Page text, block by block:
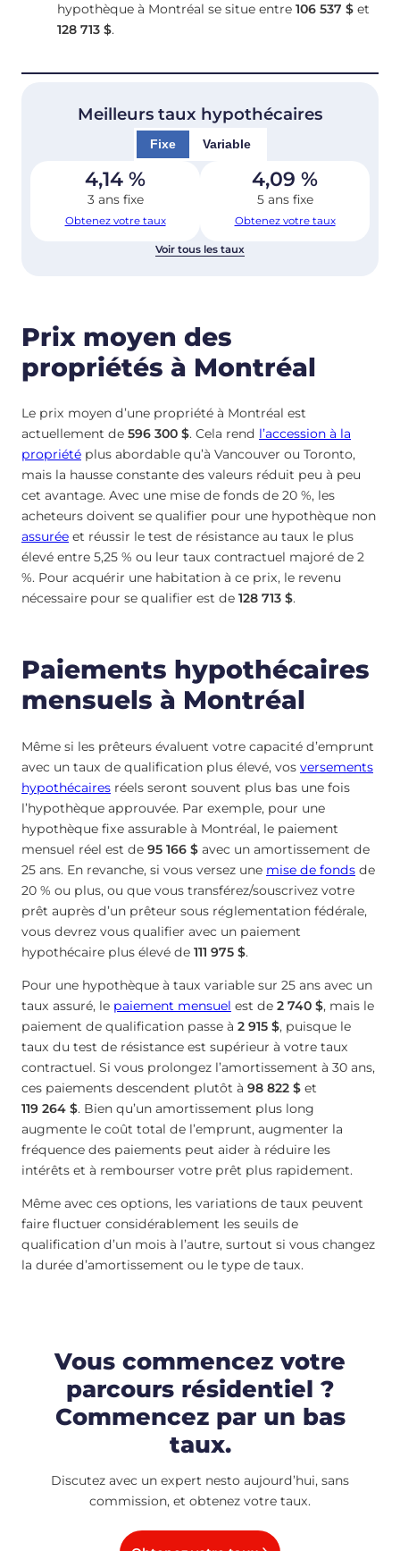
hypothèque à Montréal se situe entre 106 537 $ et
128 713 $.
Meilleurs taux hypothécaires
Fixe Variable
4,14 %
3 ans fixe
Obtenez votre taux
4,09 %
5 ans fixe
Obtenez votre taux
Voir tous les taux
Prix moyen des
propriétés à Montréal
Le prix moyen d’une propriété à Montréal est
actuellement de 596 300 $. Cela rend l’accession à la
propriété plus abordable qu’à Vancouver ou Toronto,
mais la hausse constante des valeurs réduit peu à peu
cet avantage. Avec une mise de fonds de 20 %, les
acheteurs doivent se qualifier pour une hypothèque non
assurée et réussir le test de résistance au taux le plus
élevé entre 5,25 % ou leur taux contractuel majoré de 2
%. Pour acquérir une habitation à ce prix, le revenu
nécessaire pour se qualifier est de 128 713 $.
Paiements hypothécaires
mensuels à Montréal
Même si les prêteurs évaluent votre capacité d’emprunt
avec un taux de qualification plus élevé, vos versements
hypothécaires réels seront souvent plus bas une fois
l’hypothèque approuvée. Par exemple, pour une
hypothèque fixe assurable à Montréal, le paiement
mensuel réel est de 95 166 $ avec un amortissement de
25 ans. En revanche, si vous versez une mise de fonds de
20 % ou plus, ou que vous transférez/souscrivez votre
prêt auprès d’un prêteur sous réglementation fédérale,
vous devrez vous qualifier avec un paiement
hypothécaire plus élevé de 111 975 $.
Pour une hypothèque à taux variable sur 25 ans avec un
taux assuré, le paiement mensuel est de 2 740 $, mais le
paiement de qualification passe à 2 915 $, puisque le
taux du test de résistance est supérieur à votre taux
contractuel. Si vous prolongez l’amortissement à 30 ans,
ces paiements descendent plutôt à 98 822 $ et
119 264 $. Bien qu’un amortissement plus long
augmente le coût total de l’emprunt, augmenter la
fréquence des paiements peut aider à réduire les
intérêts et à rembourser votre prêt plus rapidement.
Même avec ces options, les variations de taux peuvent
faire fluctuer considérablement les seuils de
qualification d’un mois à l’autre, surtout si vous changez
la durée d’amortissement ou le type de taux.
Vous commencez votre
parcours résidentiel ?
Commencez par un bas
taux.
Discutez avec un expert nesto aujourd’hui, sans
commission, et obtenez votre taux.